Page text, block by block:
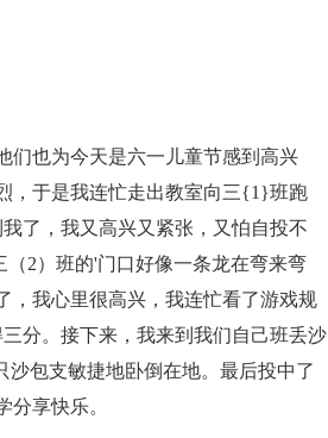
们也为今天是六一儿童节感到高兴
，于是我连忙走出教室向三{1}班跑
了，我又高兴又紧张，又怕自投不
2）班的'门口好像一条龙在弯来弯
，我心里很高兴，我连忙看了游戏规
分。接下来，我来到我们自己班丢沙
沙包支敏捷地卧倒在地。最后投中了
享快乐。